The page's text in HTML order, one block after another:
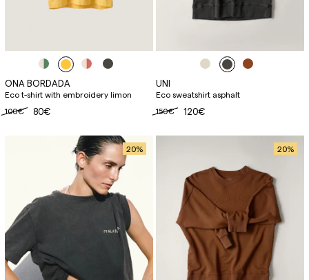
ONA BORDADA
Eco t-shirt with embroidery limon
100€
80€
UNI
Eco sweatshirt asphalt
150€
120€
20% 20%